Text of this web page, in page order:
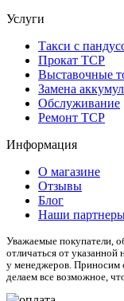
Услуги
Такси с
Прокат ТСР
Выставочные
Замена
Обслуживание
Ремонт ТСР
Информация
О магазине
Отзывы
Блог
Наши
Уважаемые покупатели,
отличаться от
у менеджеров. Приносим
делаем все возможное,